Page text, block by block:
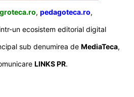
, pedagoteca.ro,
un ecosistem editorial digital
sub denumirea de MediaTeca,
LINKS PR.